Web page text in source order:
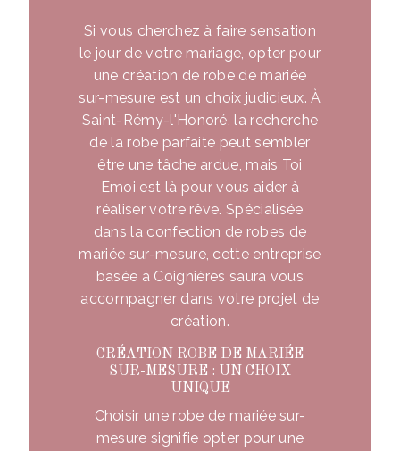
Si vous cherchez à faire sensation
le jour de votre mariage, opter pour
une création de robe de mariée
sur-mesure est un choix judicieux. À
Saint-Rémy-l'Honoré, la recherche
de la robe parfaite peut sembler
être une tâche ardue, mais Toi
Emoi est là pour vous aider à
réaliser votre rêve. Spécialisée
dans la confection de robes de
mariée sur-mesure, cette entreprise
basée à Coignières saura vous
accompagner dans votre projet de
création.
CRÉATION ROBE DE MARIÉE
SUR-MESURE : UN CHOIX
UNIQUE
Choisir une robe de mariée sur-
mesure signifie opter pour une